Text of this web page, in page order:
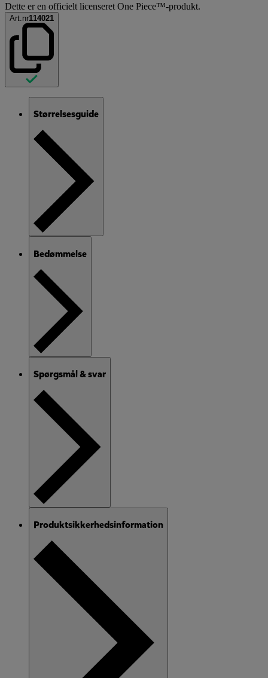
Dette er en officielt licenseret One Piece™-produkt.
Art.nr114021
Størrelsesguide
Bedømmelse
Spørgsmål & svar
Produktsikkerhedsinformation